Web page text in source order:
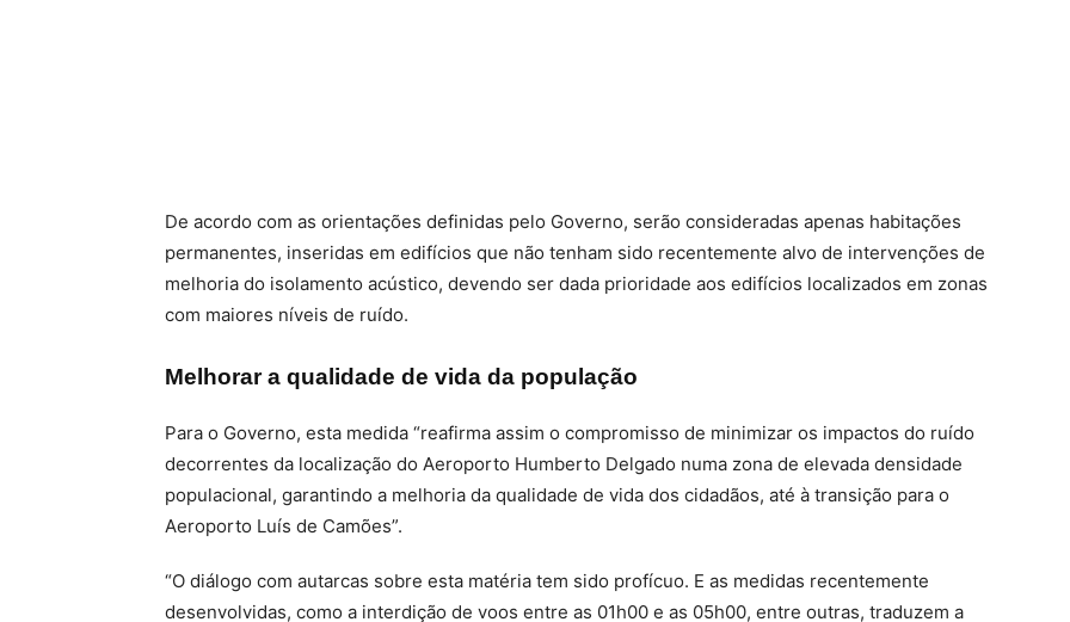
De acordo com as orientações definidas pelo Governo, serão consideradas apenas habitações
permanentes, inseridas em edifícios que não tenham sido recentemente alvo de intervenções de
melhoria do isolamento acústico, devendo ser dada prioridade aos edifícios localizados em zonas
com maiores níveis de ruído.
Melhorar a qualidade de vida da população
Para o Governo, esta medida “reafirma assim o compromisso de minimizar os impactos do ruído
decorrentes da localização do Aeroporto Humberto Delgado numa zona de elevada densidade
populacional, garantindo a melhoria da qualidade de vida dos cidadãos, até à transição para o
Aeroporto Luís de Camões”.
“O diálogo com autarcas sobre esta matéria tem sido profícuo. E as medidas recentemente
desenvolvidas, como a interdição de voos entre as 01h00 e as 05h00, entre outras, traduzem a